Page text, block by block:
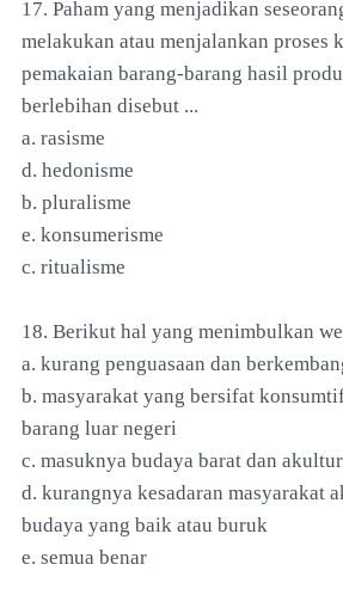
17. Paham yang menjadikan
melakukan atau menjalankan proses
pemakaian barang-barang hasil
berlebihan disebut ...
a. rasisme
d. hedonisme
b. pluralisme
e. konsumerisme
c. ritualisme
18. Berikut hal yang menimbulkan
a. kurang penguasaan dan
b. masyarakat yang bersifat
barang luar negeri
c. masuknya budaya barat dan
d. kurangnya kesadaran masyarakat
budaya yang baik atau buruk
e. semua benar